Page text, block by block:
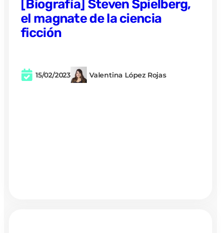
[Biografía] Steven Spielberg,
el magnate de la ciencia
ficción
15/02/2023 Valentina López Rojas